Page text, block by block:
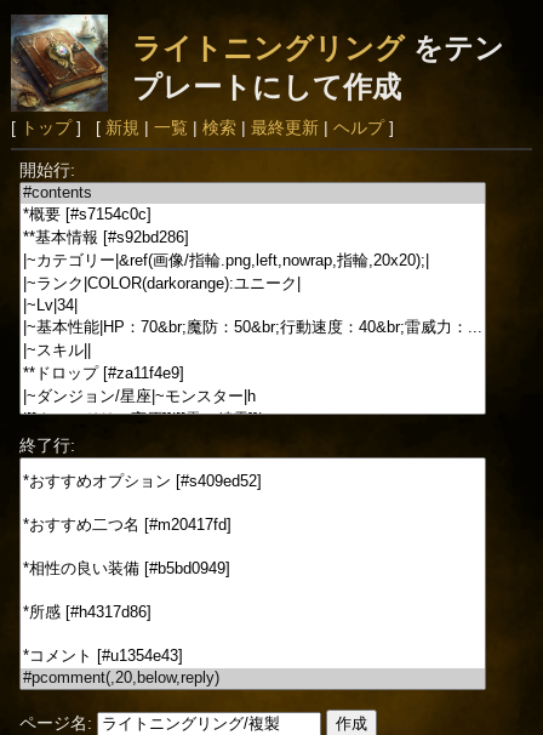
ライトニングリングをテン
プレートにして作成
[ トップ] [ 新規 | 一覧 | 検索| 最終更新| ヘルプ]
開始行:
終了行:
ページ名: